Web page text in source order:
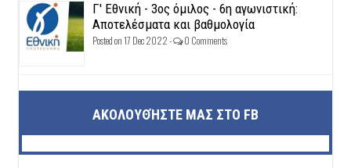
Γ' Εθνική - 3ος όμιλος - 6η αγωνιστική:
Αποτελέσματα και βαθμολογία
Posted on 17 Dec 2022 - 0 Comments
ΑΚΟΛΟΥΘΉΣΤΕ ΜΑΣ ΣΤΟ FB